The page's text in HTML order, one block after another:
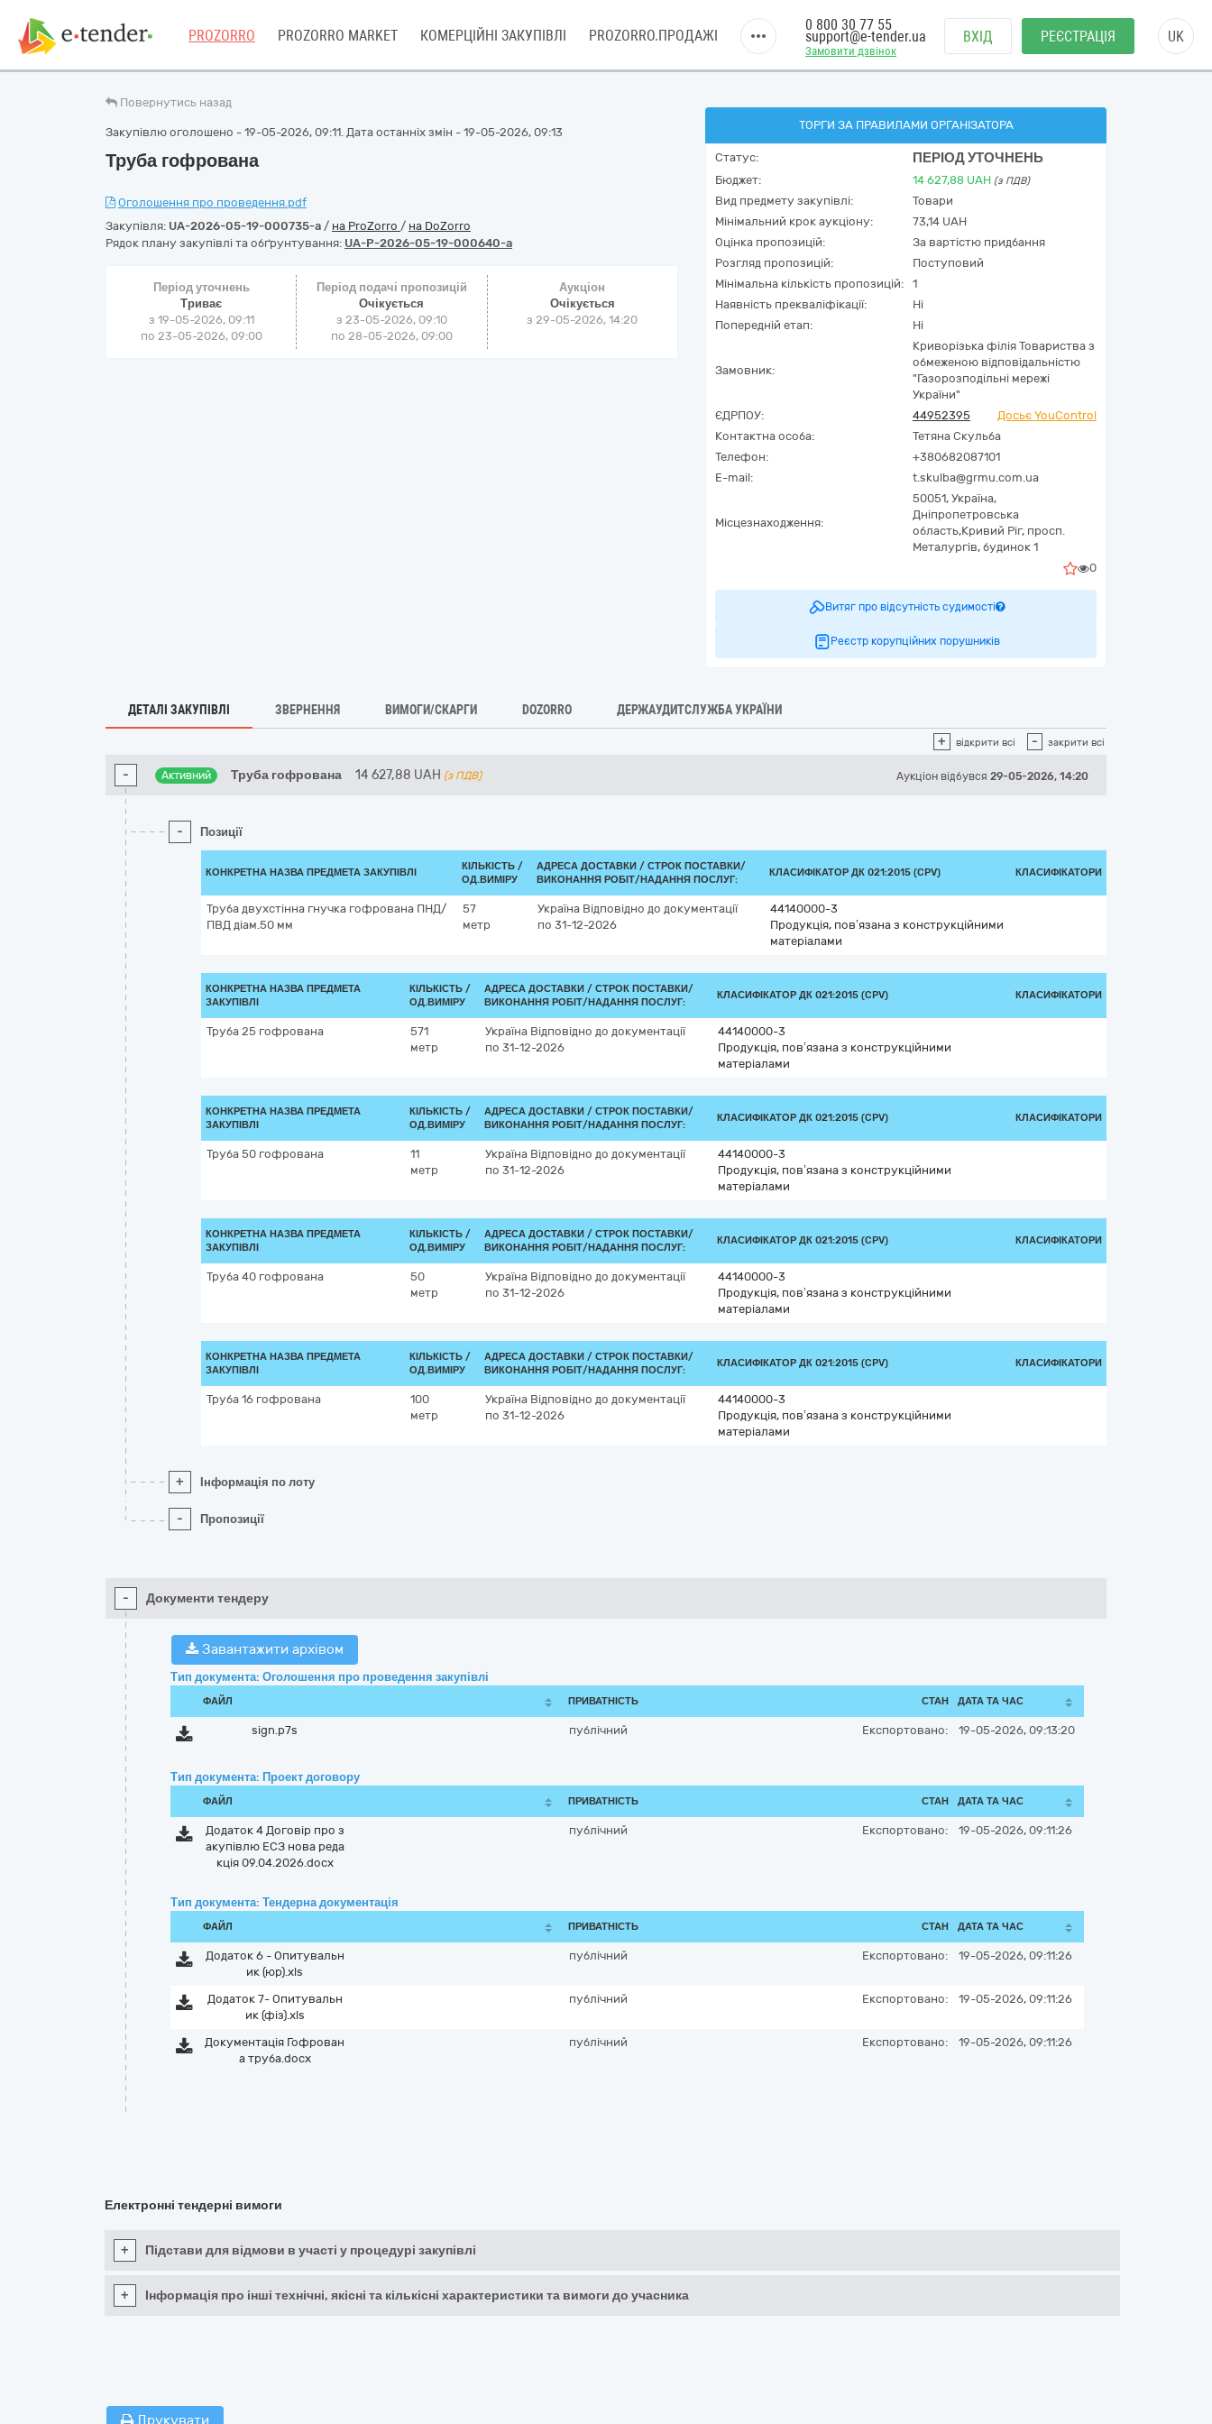
PROZORRO PROZORRO MARKET КОМЕРЦІЙНІ ЗАКУПІВЛІ PROZORRO.ПРОДАЖІ
Замовити дзвінок
0 800 30 77 55
support@e-tender.ua ВХІД РЕЄСТРАЦІЯ UK
Повернутись назад
Закупівлю оголошено - 19-05-2026, 09:11. Дата останніх змін - 19-05-2026, 09:13
Труба гофрована
Оголошення про проведення.pdf
Закупівля: UA-2026-05-19-000735-a / на ProZorro / на DoZorro
Рядок плану закупівлі та обґрунтування: UA-P-2026-05-19-000640-a
Період уточнень
Триває
з 19-05-2026, 09:11
по 23-05-2026, 09:00
Період подачі пропозицій
Очікується
з 23-05-2026, 09:10
по 28-05-2026, 09:00
Аукціон
Очікується
з29-05-2026, 14:20
ТОРГИ ЗА ПРАВИЛАМИ ОРГАНІЗАТОРА
Статус: ПЕРІОД УТОЧНЕНЬ
Бюджет: 14 627,88 UAH (з ПДВ)
Вид предмету закупівлі:
Товари
Мінімальний крок аукціону:
73,14 UAH
Оцінка пропозицій:
За вартістю придбання
Розгляд пропозицій:
Поступовий
Мінімальна кількість пропозицій:
1
Наявність прекваліфікації:
Ні
Попередній етап:
Ні
Замовник:
Криворізька філія Товариства з
обмеженою відповідальністю
"Газорозподільні мережі
України"
ЄДРПОУ:
44952395
Досьє YouControl
Контактна особа:
Тетяна Скульба
Телефон:
+380682087101
E-mail:
t.skulba@grmu.com.ua
Місцезнаходження:
50051, Україна,
Дніпропетровська
область,Кривий Ріг, просп.
Металургів, будинок 1
0
Витяг про відсутність судимості
Реєстр корупційних порушників
ДЕТАЛІ ЗАКУПІВЛІ ЗВЕРНЕННЯ ВИМОГИ/СКАРГИ DOZORRO ДЕРЖАУДИТСЛУЖБА УКРАЇНИ
+ відкрити всі - закрити всі
- Активний Труба гофрована 14 627,88 UAH (з ПДВ) Аукціон відбувся 29-05-2026, 14:20
- Позиції
КОНКРЕТНА НАЗВА ПРЕДМЕТА ЗАКУПІВЛІ
КІЛЬКІСТЬ /
ОД.ВИМІРУ
АДРЕСА ДОСТАВКИ / СТРОК ПОСТАВКИ/
ВИКОНАННЯ РОБІТ/НАДАННЯ ПОСЛУГ:
КЛАСИФІКАТОР ДК 021:2015 (CPV) КЛАСИФІКАТОРИ
Труба двухстінна гнучка гофрована ПНД/
ПВД діам.50 мм
57
метр
Україна Відповідно до документації
по 31-12-2026
44140000-3
Продукція, пов’язана з конструкційними
матеріалами
КОНКРЕТНА НАЗВА ПРЕДМЕТА
ЗАКУПІВЛІ
КІЛЬКІСТЬ /
ОД.ВИМІРУ
АДРЕСА ДОСТАВКИ / СТРОК ПОСТАВКИ/
ВИКОНАННЯ РОБІТ/НАДАННЯ ПОСЛУГ:
КЛАСИФІКАТОР ДК 021:2015 (CPV) КЛАСИФІКАТОРИ
Труба 25 гофрована
571
метр
Україна Відповідно до документації
по 31-12-2026
44140000-3
Продукція, пов’язана з конструкційними
матеріалами
КОНКРЕТНА НАЗВА ПРЕДМЕТА
ЗАКУПІВЛІ
КІЛЬКІСТЬ /
ОД.ВИМІРУ
АДРЕСА ДОСТАВКИ / СТРОК ПОСТАВКИ/
ВИКОНАННЯ РОБІТ/НАДАННЯ ПОСЛУГ:
КЛАСИФІКАТОР ДК 021:2015 (CPV) КЛАСИФІКАТОРИ
Труба 50 гофрована
11
метр
Україна Відповідно до документації
по 31-12-2026
44140000-3
Продукція, пов’язана з конструкційними
матеріалами
КОНКРЕТНА НАЗВА ПРЕДМЕТА
ЗАКУПІВЛІ
КІЛЬКІСТЬ /
ОД.ВИМІРУ
АДРЕСА ДОСТАВКИ / СТРОК ПОСТАВКИ/
ВИКОНАННЯ РОБІТ/НАДАННЯ ПОСЛУГ:
КЛАСИФІКАТОР ДК 021:2015 (CPV) КЛАСИФІКАТОРИ
Труба 40 гофрована
50
метр
Україна Відповідно до документації
по 31-12-2026
44140000-3
Продукція, пов’язана з конструкційними
матеріалами
КОНКРЕТНА НАЗВА ПРЕДМЕТА
ЗАКУПІВЛІ
КІЛЬКІСТЬ /
ОД.ВИМІРУ
АДРЕСА ДОСТАВКИ / СТРОК ПОСТАВКИ/
ВИКОНАННЯ РОБІТ/НАДАННЯ ПОСЛУГ:
КЛАСИФІКАТОР ДК 021:2015 (CPV) КЛАСИФІКАТОРИ
Труба 16 гофрована
100
метр
Україна Відповідно до документації
по 31-12-2026
44140000-3
Продукція, пов’язана з конструкційними
матеріалами
+ Інформація по лоту
- Пропозиції
- Документи тендеру
Завантажити архівом
Тип документа: Оголошення про проведення закупівлі
ФАЙЛ ПРИВАТНІСТЬ СТАН ДАТА ТА ЧАС
sign.p7s публічний Експортовано: 19-05-2026, 09:13:20
Тип документа: Проект договору
ФАЙЛ ПРИВАТНІСТЬ СТАН ДАТА ТА ЧАС
Додаток 4 Договір про з
акупівлю ЕСЗ нова реда
кція 09.04.2026.docx
публічний Експортовано: 19-05-2026, 09:11:26
Тип документа: Тендерна документація
ФАЙЛ ПРИВАТНІСТЬ СТАН ДАТА ТА ЧАС
Додаток 6 - Опитувальн
ик (юр).xls
публічний Експортовано: 19-05-2026, 09:11:26
Додаток 7- Опитувальн
ик (фіз).xls
публічний Експортовано: 19-05-2026, 09:11:26
Документація Гофрован
а труба.docx
публічний Експортовано: 19-05-2026, 09:11:26
Електронні тендерні вимоги
+ Підстави для відмови в участі у процедурі закупівлі
+ Інформація про інші технічні, якісні та кількісні характеристики та вимоги до учасника
Друкувати